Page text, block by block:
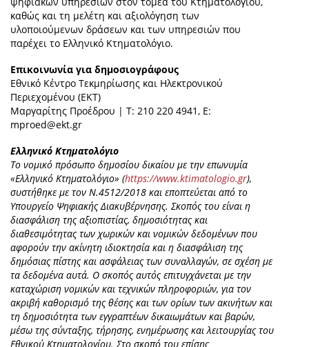
καθώς και τη μελέτη και αξιολόγηση των
υλοποιούμενων δράσεων και των υπηρεσιών που
παρέχει το Ελληνικό Κτηματολόγιο.
Επικοινωνία για δημοσιογράφους
Εθνικό Κέντρο Τεκμηρίωσης και Ηλεκτρονικού
Περιεχομένου (ΕΚΤ)
Μαργαρίτης Προέδρου | Τ: 210 220 4941, E:
mproed@ekt.gr
Ελληνικό Κτηματολόγιο
Το νομικό πρόσωπο δημοσίου δικαίου με την επωνυμία
«Ελληνικό Κτηματολόγιο» (https://www.ktimatologio.gr),
συστήθηκε με τον Ν.4512/2018 και εποπτεύεται από το
Υπουργείο Ψηφιακής Διακυβέρνησης. Σκοπός του είναι η
διασφάλιση της αξιοπιστίας, δημοσιότητας και
διαθεσιμότητας των χωρικών και νομικών δεδομένων που
αφορούν την ακίνητη ιδιοκτησία και η διασφάλιση της
δημόσιας πίστης και ασφάλειας των συναλλαγών, σε σχέση με
τα δεδομένα αυτά. Ο σκοπός αυτός επιτυγχάνεται με την
καταχώριση νομικών και τεχνικών πληροφοριών, για τον
ακριβή καθορισμό της θέσης και των ορίων των ακινήτων και
τη δημοσιότητα των εγγραπτέων δικαιωμάτων και βαρών,
μέσω της σύνταξης, τήρησης, ενημέρωσης και λειτουργίας του
Εθνικού Κτηματολογίου. Στο σκοπό του επίσης